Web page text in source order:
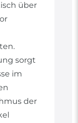
über
sorgt
im
der